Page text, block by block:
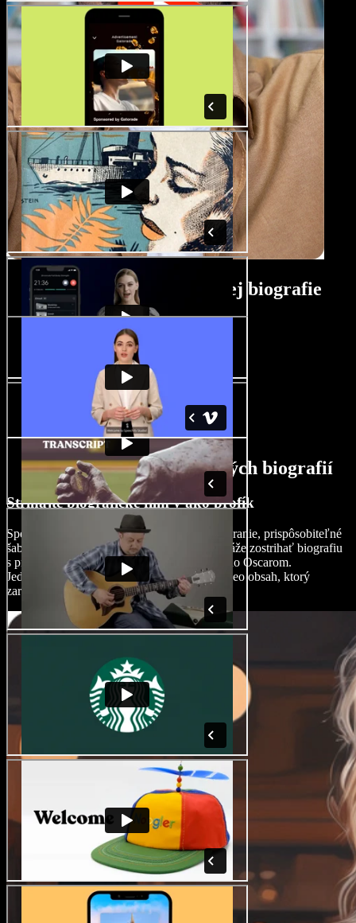
Návod na tvorbu filmovej biografie
Funkcie AI tvorcu filmových biografií
Strihajte biografické film y ako profík
Speechify Studio ponúka drag-and-drop rozhranie, prispôsobiteľné
šablóny a AI efekty, takže aj začiatočník dokáže zostrihať biografiu
s presnosťou a tvorivosťou režiséra oceneného Oscarom.
Jednoducho vytvárajte vizuálne pôsobivý video obsah, ktorý
zarezonuje s vaším publikom.